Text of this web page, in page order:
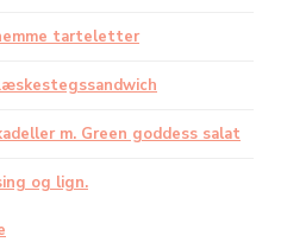
tarteletter
m. Green goddess salat
og lign.